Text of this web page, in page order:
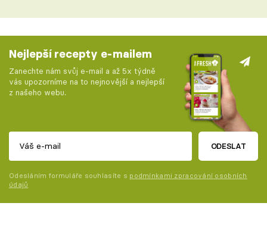
Nejlepší recepty e-mailem
Zanechte nám svůj e-mail a až 5x týdně
vás upozorníme na to nejnovější a nejlepší
z našeho webu.
ODESLAT
Odesláním formuláře souhlasíte s podmínkami zpracování osobních
údajů